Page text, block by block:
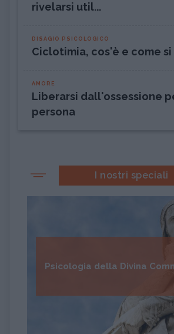
rivelarsi util...
DISAGIO PSICOLOGICO
Ciclotimia, cos'è e come si
AMORE
Liberarsi dall'ossessione
persona
I nostri speciali
Psicologia della Divina